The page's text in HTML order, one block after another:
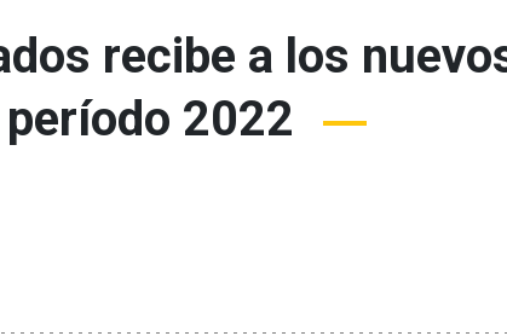
recibe a los
2022